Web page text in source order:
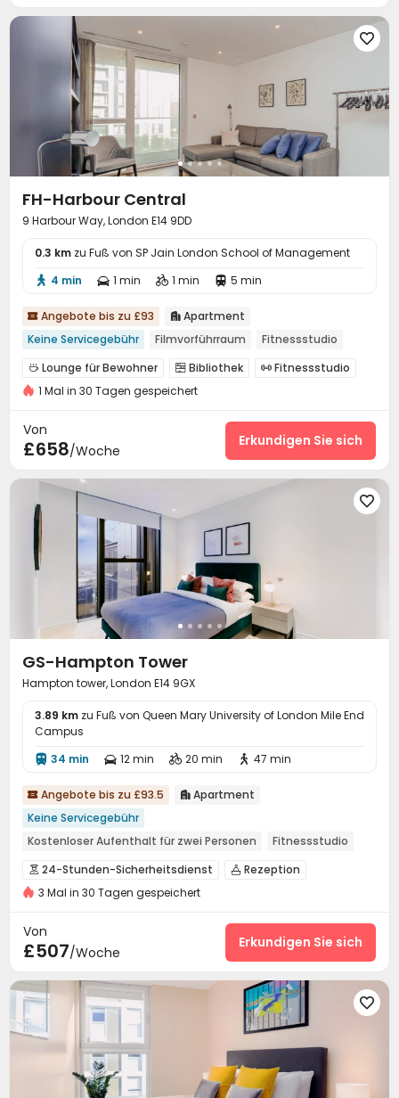

FH-Harbour Central
9 Harbour Way, London E14 9DD
0.3 km zu Fuß von SP Jain London School of Management
 4 min  1 min  1 min  5 min
 Angebote bis zu £93  Apartment
Keine Servicegebühr
Filmvorführraum Fitnessstudio
 Lounge für Bewohner  Bibliothek  Fitnessstudio
Kino
1 Mal in 30 Tagen gespeichert
Von
£658/Woche
Erkundigen Sie sich

GS-Hampton Tower
Hampton tower, London E14 9GX
3.89 km zu Fuß von Queen Mary University of London Mile End
Campus
 34 min  12 min  20 min  47 min
 Angebote bis zu £93.5  Apartment
Keine Servicegebühr
Kostenloser Aufenthalt für zwei Personen
Fitnessstudio
24-Stunden-Sicherheitsdienst
Innenraum unabhängige Wasch-Trockner
 24-Stunden-Sicherheitsdienst  Rezeption
Aufzug Fitnessstudio
Schwitzraum
3 Mal in 30 Tagen gespeichert
Von
£507/Woche
Erkundigen Sie sich
